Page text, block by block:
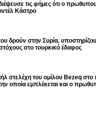
τις φήμες ότι ο
Κάστρο
δρούν στην Συρία,
στο τουρκικό έδαφος
στελέχη του ομίλου Bezeq στο
οποία εμπλέκεται και ο